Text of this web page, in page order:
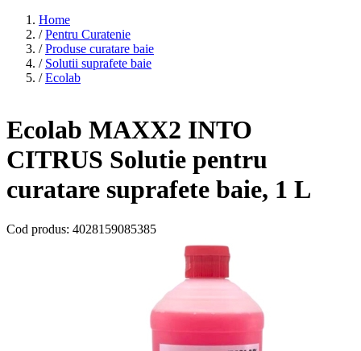
Home
/ Pentru Curatenie
/ Produse curatare baie
/ Solutii suprafete baie
/ Ecolab
Ecolab MAXX2 INTO
CITRUS Solutie pentru
curatare suprafete baie, 1 L
Cod produs: 4028159085385